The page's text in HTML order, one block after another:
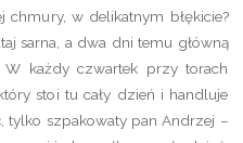
chmury, w delikatnym błękicie?
sarna, a dwa dni temu główną
W każdy czwartek przy torach
stoi tu cały dzień i handluje
tylko szpakowaty pan Andrzej –